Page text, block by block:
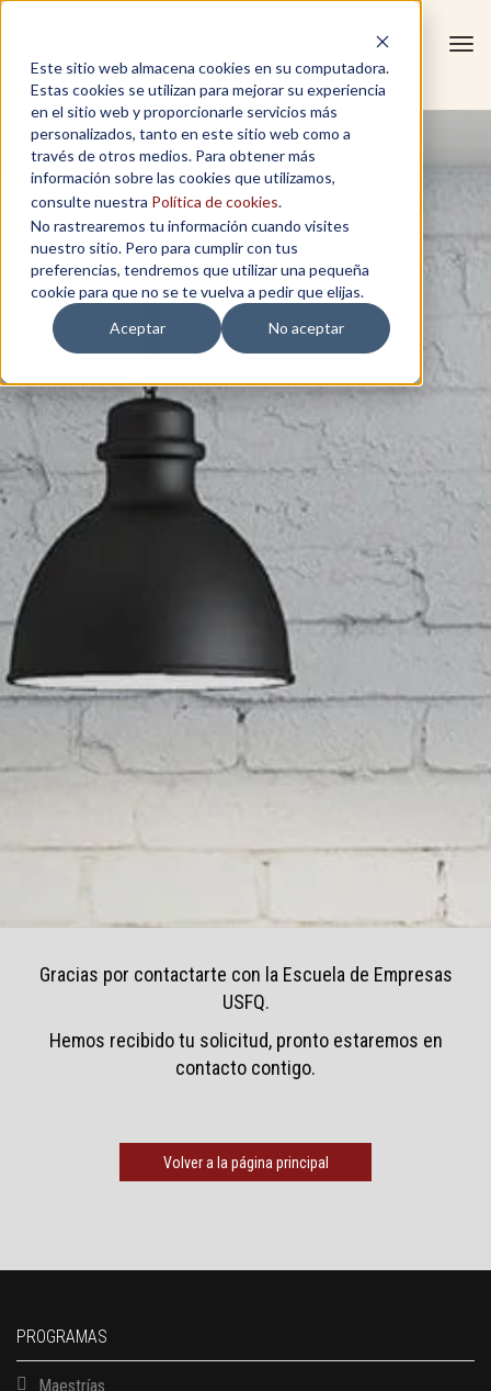
Este sitio web almacena cookies en su computadora.
Estas cookies se utilizan para mejorar su experiencia
en el sitio web y proporcionarle servicios más
personalizados, tanto en este sitio web como a
través de otros medios. Para obtener más
información sobre las cookies que utilizamos,
consulte nuestra Política de cookies.
No rastrearemos tu información cuando visites
nuestro sitio. Pero para cumplir con tus
preferencias, tendremos que utilizar una pequeña
cookie para que no se te vuelva a pedir que elijas.
Aceptar
No aceptar
Gracias por contactarte con la Escuela de Empresas
USFQ.
Hemos recibido tu solicitud, pronto estaremos en
contacto contigo.
Volver a la página principal
PROGRAMAS
Maestrías